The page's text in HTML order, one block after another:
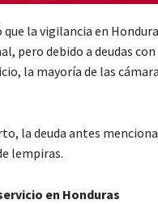
que la vigilancia en
pero debido a deudas
la mayoría de las
la deuda antes
lempiras.
en Honduras